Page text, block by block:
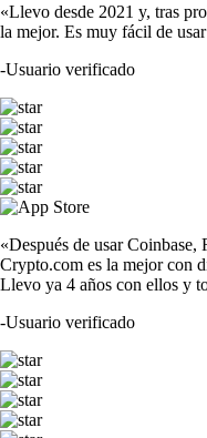
«Llevo desde 2021 y, tras
la mejor. Es muy fácil de
-Usuario verificado
«Después de usar
Crypto.com es la mejor con
Llevo ya 4 años con ellos y
-Usuario verificado